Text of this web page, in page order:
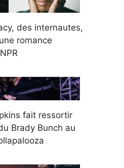
des internautes,
romance
fait ressortir
Brady Bunch au